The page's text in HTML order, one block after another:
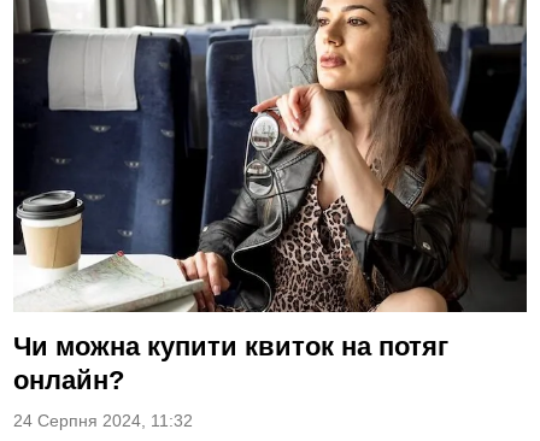
Чи можна купити квиток на потяг
онлайн?
24 Серпня 2024, 11:32